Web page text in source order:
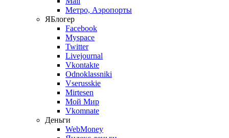
Метро, Аэропорты
ЯБлогер
Facebook
Myspace
Twitter
Livejournal
Vkontakte
Odnoklassniki
Vserusskie
Mirtesen
Мой Мир
Vkomnate
Деньги
WebMoney